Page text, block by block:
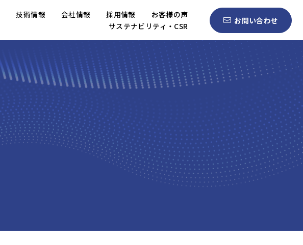
技術情報 会社情報 採用情報
お客様の声
サステナビリティ・CSR
お問い合わせ